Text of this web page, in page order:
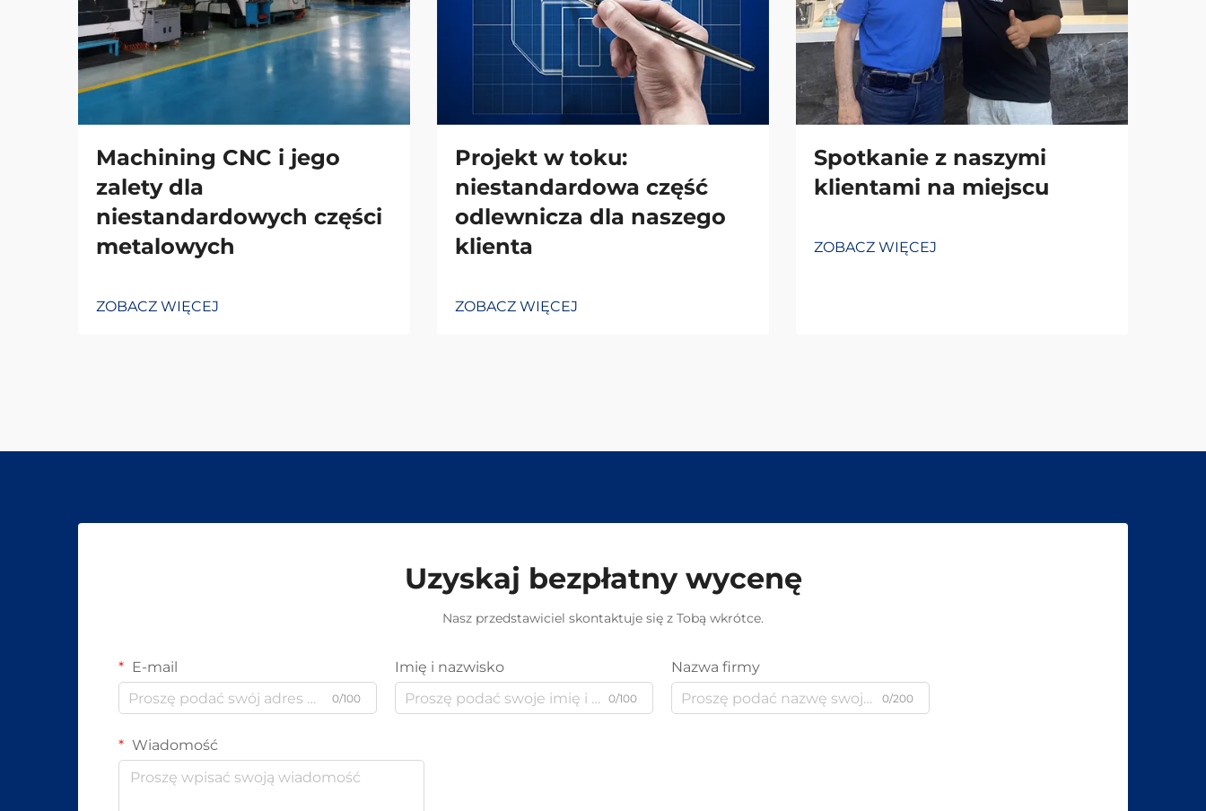
Machining CNC i jego
zalety dla
niestandardowych części
metalowych
ZOBACZ WIĘCEJ
Projekt w toku:
niestandardowa część
odlewnicza dla naszego
klienta
ZOBACZ WIĘCEJ
Spotkanie z naszymi
klientami na miejscu
ZOBACZ WIĘCEJ
Uzyskaj bezpłatny wycenę
Nasz przedstawiciel skontaktuje się z Tobą wkrótce.
E-mail
0/100
Imię i nazwisko
0/100
Nazwa firmy
0/200
Wiadomość